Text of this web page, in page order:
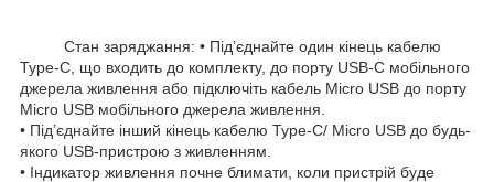
Стан заряджання: • Під’єднайте один кінець кабелю
Type-C, що входить до комплекту, до порту USB-С мобільного
джерела живлення або підключіть кабель Micro USB до порту
Micro USB мобільного джерела живлення.
• Під’єднайте інший кінець кабелю Type-C/ Micro USB до будь-
якого USB-пристрою з живленням.
• Індикатор живлення почне блимати, коли пристрій буде